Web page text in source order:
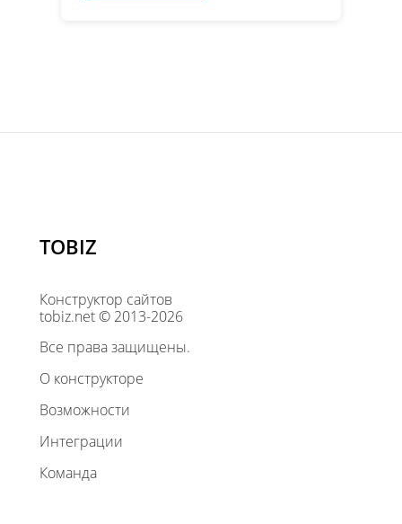
TOBIZ
Конструктор сайтов
tobiz.net © 2013-2026
Все права защищены.
О конструкторе
Возможности
Интеграции
Команда